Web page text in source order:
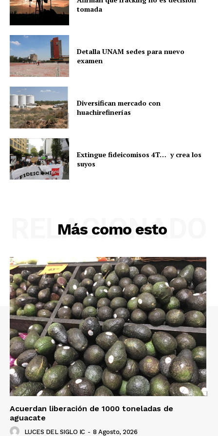
tomada
Detalla UNAM sedes para nuevo
examen
Diversifican mercado con
huachirefinerías
Extingue fideicomisos 4T… y crea los
suyos
Más como esto
RELACIONADO
Acuerdan liberación de 1000 toneladas de
aguacate
LUCES DEL SIGLO IC - 8 Agosto, 2026